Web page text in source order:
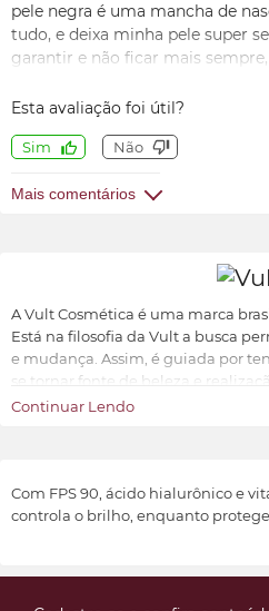
pele negra é uma mancha de
tudo, e deixa minha pele super
garantir e não ficar mais
que ele oferece e as vitaminas
contribuem para retardar o
e já estou recomendando 😄
Esta avaliação foi útil?
Sim Não
Mais comentários
A Vult Cosmética é uma marca
Está na filosofia da Vult a busca
e mudança. Assim, é guiada por
se tornar fonte de beleza e
Cosmética é oferecer ao universo
Continuar Lendo
Com FPS 90, ácido hialurônico e
controla o brilho, enquanto protege